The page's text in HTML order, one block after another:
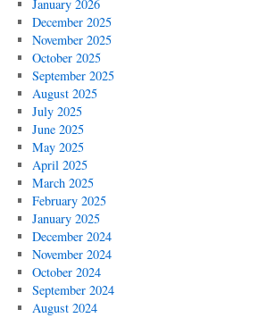
January 2026
December 2025
November 2025
October 2025
September 2025
August 2025
July 2025
June 2025
May 2025
April 2025
March 2025
February 2025
January 2025
December 2024
November 2024
October 2024
September 2024
August 2024